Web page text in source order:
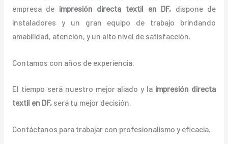
empresa de impresión directa textil en DF, dispone de
instaladores y un gran equipo de trabajo brindando
amabilidad, atención, y un alto nivel de satisfacción.
Contamos con años de experiencia.
El tiempo será nuestro mejor aliado y la impresión directa
textil en DF, será tu mejor decisión.
Contáctanos para trabajar con profesionalismo y eficacia.